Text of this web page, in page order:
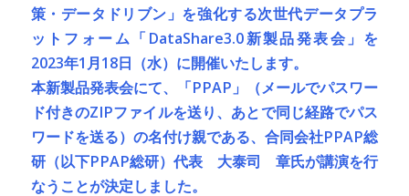
策・データドリブン」を強化する次世代データプラ
ットフォーム「DataShare3.0新製品発表会」を
2023年1月18日（水）に開催いたします。
本新製品発表会にて、「PPAP」（メールでパスワー
ド付きのZIPファイルを送り、あとで同じ経路でパス
ワードを送る）の名付け親である、合同会社PPAP総
研（以下PPAP総研）代表 大泰司 章氏が講演を行
なうことが決定しました。